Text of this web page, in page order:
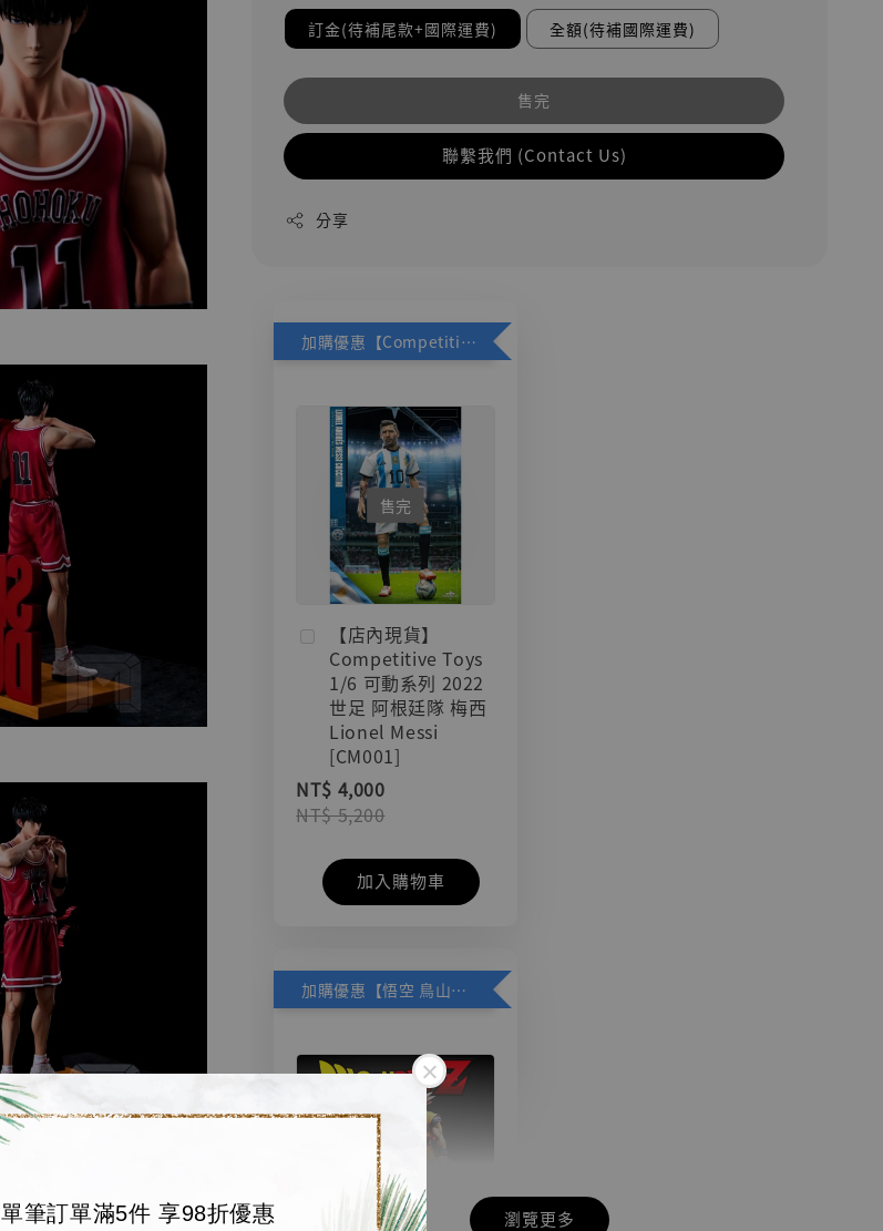
單筆訂單滿5件 享98折優惠
訂金(待補尾款+國際運費) 全額(待補國際運費)
售完
聯繫我們 (Contact Us)
分享
加購優惠【Competitive Toys 梅西 [CM001]】
售完
【店內現貨】
Competitive Toys
1/6 可動系列 2022
世足 阿根廷隊 梅西
Lionel Messi
[CM001]
NT$ 4,000
NT$ 5,200
加入購物車
加購優惠【悟空 鳥山明紀念款 [奇蹟工作室]】
瀏覽更多